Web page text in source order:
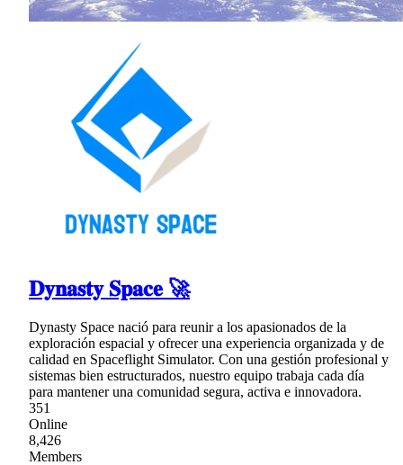
𝐃𝐲𝐧𝐚𝐬𝐭𝐲 𝐒𝐩𝐚𝐜𝐞 🚀
Dynasty Space nació para reunir a los apasionados de la
exploración espacial y ofrecer una experiencia organizada y de
calidad en Spaceflight Simulator. Con una gestión profesional y
sistemas bien estructurados, nuestro equipo trabaja cada día
para mantener una comunidad segura, activa e innovadora.
351
Online
8,426
Members